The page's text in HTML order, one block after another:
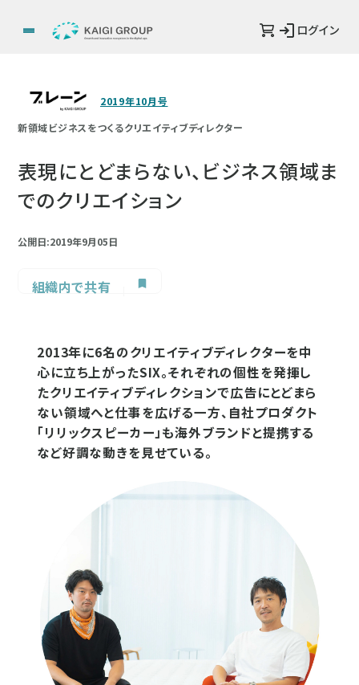
ログイン
2019年10月号
新領域ビジネスをつくるクリエイティブディレクター
表現にとどまらない、ビジネス領域ま
でのクリエイション
公開日:2019年9月05日
組織内で共有
2013年に6名のクリエイティブディレクターを中
心に立ち上がったSIX。それぞれの個性を発揮し
たクリエイティブディレクションで広告にとどまら
ない領域へと仕事を広げる一方、自社プロダクト
「リリックスピーカー」も海外ブランドと提携する
など好調な動きを見せている。